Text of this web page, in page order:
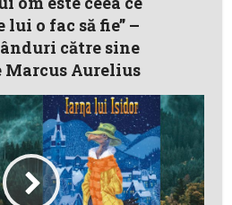
o fac să fie” –
către sine
Marcus Aurelius